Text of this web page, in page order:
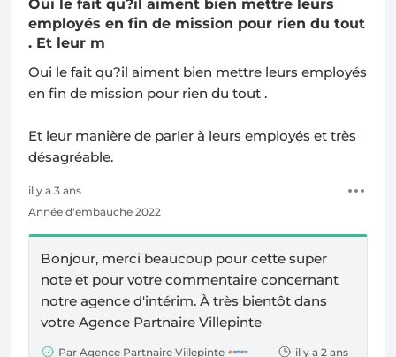
Oui le fait qu?il aiment bien mettre leurs
employés en fin de mission pour rien du tout
. Et leur m
Oui le fait qu?il aiment bien mettre leurs employés
en fin de mission pour rien du tout .
Et leur manière de parler à leurs employés et très
désagréable.
il y a 3 ans
Année d'embauche 2022
Bonjour, merci beaucoup pour cette super
note et pour votre commentaire concernant
notre agence d'intérim. À très bientôt dans
votre Agence Partnaire Villepinte
Par Agence Partnaire Villepinte il y a 2 ans